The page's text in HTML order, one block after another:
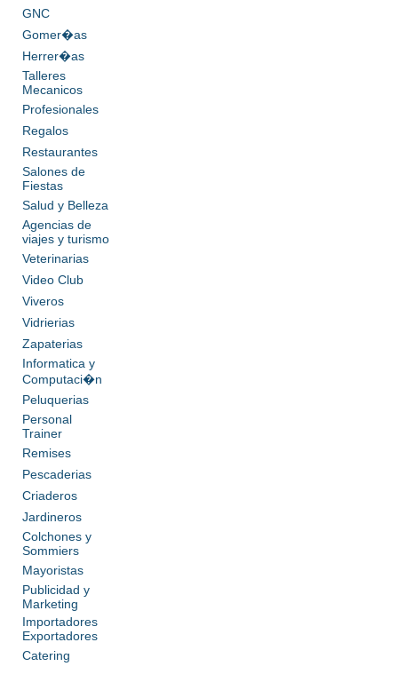
GNC
Gomer�as
Herrer�as
Talleres
Mecanicos
Profesionales
Regalos
Restaurantes
Salones de
Fiestas
Salud y Belleza
Agencias de
viajes y turismo
Veterinarias
Video Club
Viveros
Vidrierias
Zapaterias
Informatica y
Computaci�n
Peluquerias
Personal
Trainer
Remises
Pescaderias
Criaderos
Jardineros
Colchones y
Sommiers
Mayoristas
Publicidad y
Marketing
Importadores
Exportadores
Catering